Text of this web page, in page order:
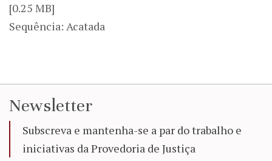
[0.25 MB]
Sequência: Acatada
Newsletter
Subscreva e mantenha-se a par do trabalho e
iniciativas da Provedoria de Justiça